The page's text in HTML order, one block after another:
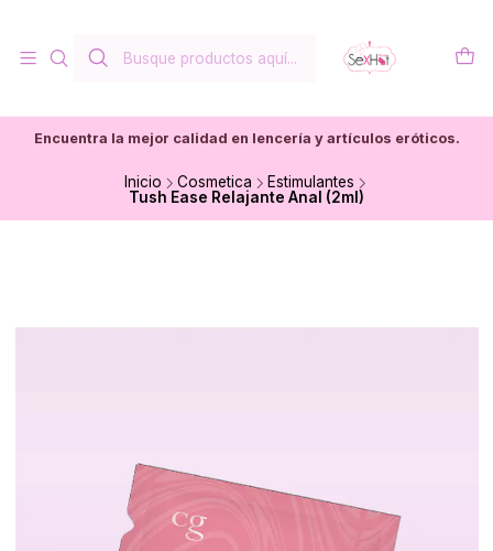
Encuentra la mejor calidad en lencería y artículos eróticos.
Inicio Cosmetica
Estimulantes
Tush Ease Relajante Anal (2ml)